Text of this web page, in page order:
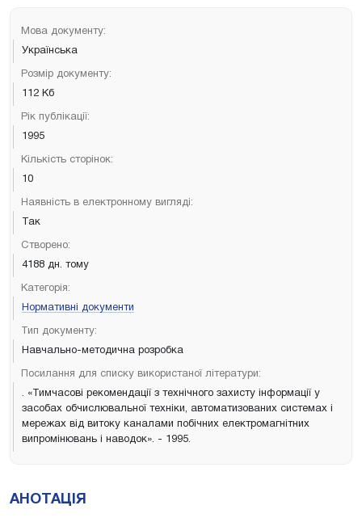
Мова документу:
Українська
Розмір документу:
112 Кб
Рік публікації:
1995
Кількість сторінок:
10
Наявність в електронному вигляді:
Так
Створено:
4188 дн. тому
Категорія:
Нормативні документи
Тип документу:
Навчально-методична розробка
Посилання для списку використаної літератури:
. «Тимчасові рекомендації з технічного захисту інформації у
засобах обчислювальної техніки, автоматизованих системах і
мережах від витоку каналами побічних електромагнітних
випромінювань і наводок». - 1995.
АНОТАЦІЯ